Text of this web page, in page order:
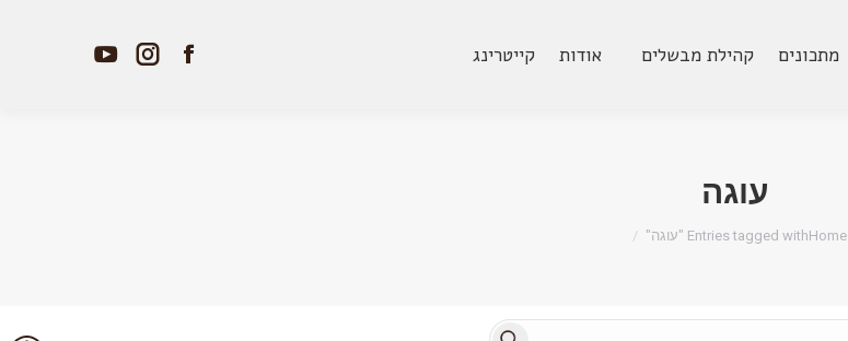
מתכונים קהילת מבשלים אודות קייטרינג
עוגה
HomeEntries tagged with "עוגה"